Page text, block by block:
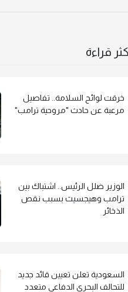
قراءة
خرقت لوائح السلامة.. تفاصيل
مرعبة عن حادث "مروحية ترامب"
الوزير ضلل الرئيس.. اشتباك بين
ترامب وهيجسيث بسبب نقص
الذخائر
السعودية تعلن تعيين قائد جديد
للتحالف البحري الدفاعي متعدد